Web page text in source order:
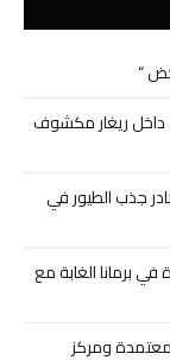
“
داخل ريغار مكشوف
جذب الطيور في
برمانا الغابة مع
ومركز